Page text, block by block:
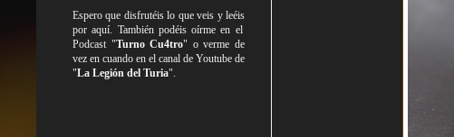
Espero que disfrutéis lo queveis yleéis
por aquí. También podéis oírme en el
Podcast "Turno Cu4tro" o verme de
vez en cuando en el canal de Youtube de
"La Legión del Turia".